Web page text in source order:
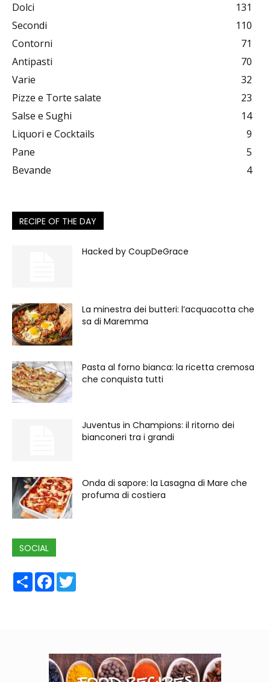
Dolci
131
Secondi
110
Contorni
71
Antipasti
70
Varie
32
Pizze e Torte salate
23
Salse e Sughi
14
Liquori e Cocktails
9
Pane
5
Bevande
4
RECIPE OF THE DAY
Hacked by CoupDeGrace
La minestra dei butteri: l’acquacotta che
sa di Maremma
Pasta al forno bianca: la ricetta cremosa
che conquista tutti
Juventus in Champions: il ritorno dei
bianconeri tra i grandi
Onda di sapore: la Lasagna di Mare che
profuma di costiera
SOCIAL
ShareFacebook